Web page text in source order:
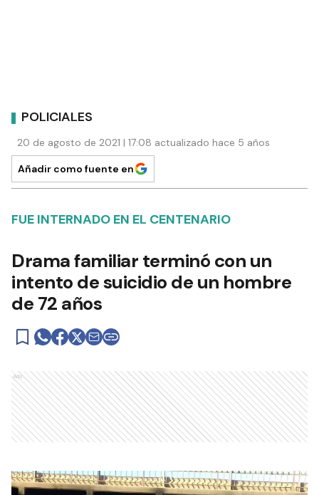
POLICIALES
20 de agosto de 2021 | 17:08 actualizado hace 5 años
Añadir como fuente en
FUE INTERNADO EN EL CENTENARIO
Drama familiar terminó con un
intento de suicidio de un hombre
de 72 años
Ads